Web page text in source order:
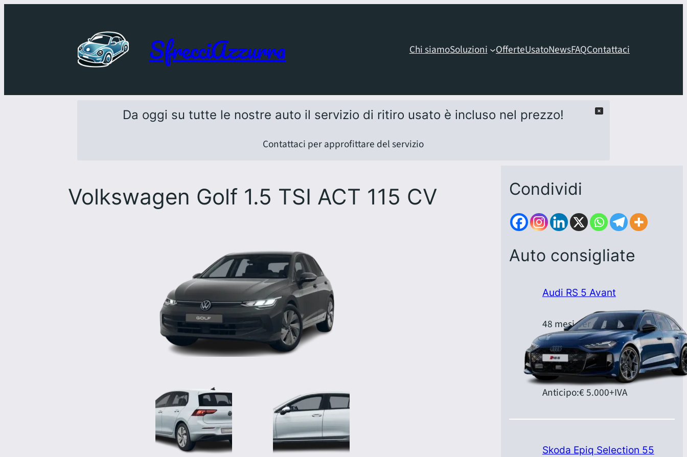
SfrecciAzzurra Chi siamoSoluzioni OfferteUsatoNewsFAQContattaci
Da oggi su tutte le nostre auto il servizio di ritiro usato è incluso nel prezzo!
Contattaci per approfittare del servizio
Volkswagen Golf 1.5 TSI ACT 115 CV Condividi
Auto consigliate
Audi RS 5 Avant
48 mesi per 40.000 km
Canone:€ 1.379,00+IVA/mese
Anticipo:€ 5.000+IVA
Skoda Epiq Selection 55